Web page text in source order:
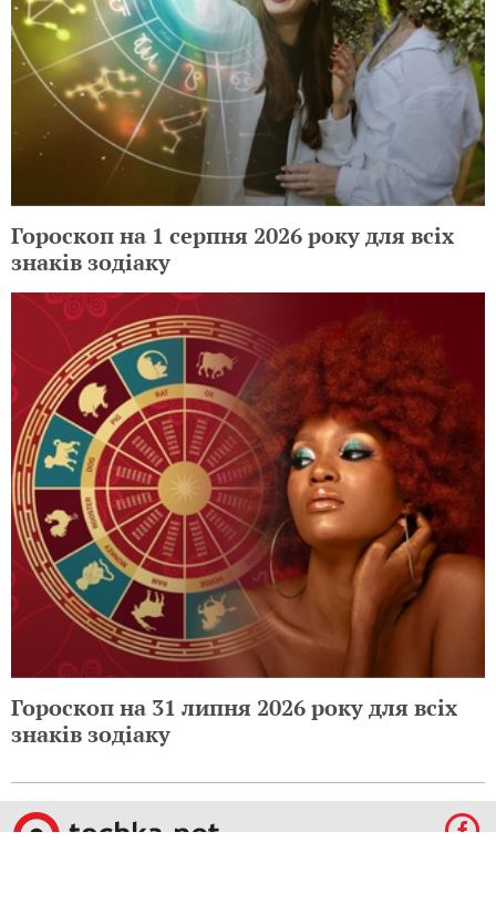
Гороскоп на 1 серпня 2026 року для всіх
знаків зодіаку
Гороскоп на 31 липня 2026 року для всіх
знаків зодіаку